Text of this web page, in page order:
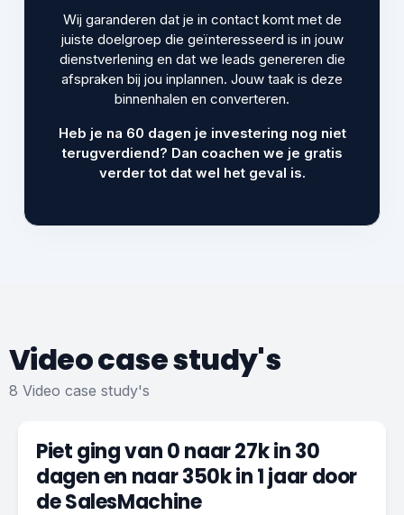
Wij garanderen dat je in contact komt met de
juiste doelgroep die geïnteresseerd is in jouw
dienstverlening en dat we leads genereren die
afspraken bij jou inplannen. Jouw taak is deze
binnenhalen en converteren.
Heb je na 60 dagen je investering nog niet
terugverdiend? Dan coachen we je gratis
verder tot dat wel het geval is.
Video case study's
8 Video case study's
Consultancy B2B
Piet ging van 0 naar 27k in 30
dagen en naar 350k in 1 jaar door
de SalesMachine